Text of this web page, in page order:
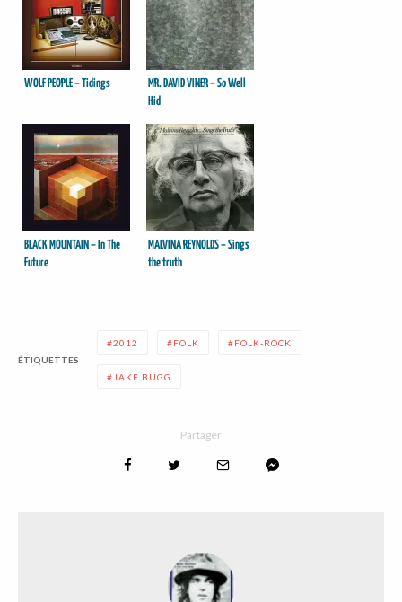
WOLF PEOPLE – Tidings
MR. DAVID VINER – So Well
Hid
BLACK MOUNTAIN – In The
Future
MALVINA REYNOLDS – Sings
the truth
ÉTIQUETTES
2012 FOLK FOLK-ROCK
JAKE BUGG
Partager